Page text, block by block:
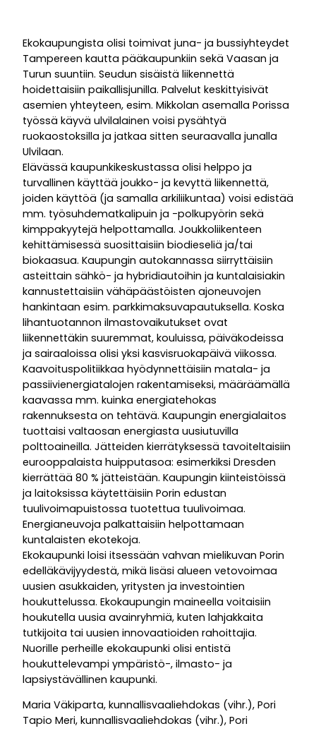
Ekokaupungista olisi toimivat juna- ja bussiyhteydet
Tampereen kautta pääkaupunkiin sekä Vaasan ja
Turun suuntiin. Seudun sisäistä liikennettä
hoidettaisiin paikallisjunilla. Palvelut keskittyisivät
asemien yhteyteen, esim. Mikkolan asemalla Porissa
työssä käyvä ulvilalainen voisi pysähtyä
ruokaostoksilla ja jatkaa sitten seuraavalla junalla
Ulvilaan.
Elävässä kaupunkikeskustassa olisi helppo ja
turvallinen käyttää joukko- ja kevyttä liikennettä,
joiden käyttöä (ja samalla arkiliikuntaa) voisi edistää
mm. työsuhdematkalipuin ja -polkupyörin sekä
kimppakyytejä helpottamalla. Joukkoliikenteen
kehittämisessä suosittaisiin biodieseliä ja/tai
biokaasua. Kaupungin autokannassa siirryttäisiin
asteittain sähkö- ja hybridiautoihin ja kuntalaisiakin
kannustettaisiin vähäpäästöisten ajoneuvojen
hankintaan esim. parkkimaksuvapautuksella. Koska
lihantuotannon ilmastovaikutukset ovat
liikennettäkin suuremmat, kouluissa, päiväkodeissa
ja sairaaloissa olisi yksi kasvisruokapäivä viikossa.
Kaavoituspolitiikkaa hyödynnettäisiin matala- ja
passiivienergiatalojen rakentamiseksi, määräämällä
kaavassa mm. kuinka energiatehokas
rakennuksesta on tehtävä. Kaupungin energialaitos
tuottaisi valtaosan energiasta uusiutuvilla
polttoaineilla. Jätteiden kierrätyksessä tavoiteltaisiin
eurooppalaista huipputasoa: esimerkiksi Dresden
kierrättää 80 % jätteistään. Kaupungin kiinteistöissä
ja laitoksissa käytettäisiin Porin edustan
tuulivoimapuistossa tuotettua tuulivoimaa.
Energianeuvoja palkattaisiin helpottamaan
kuntalaisten ekotekoja.
Ekokaupunki loisi itsessään vahvan mielikuvan Porin
edelläkävijyydestä, mikä lisäsi alueen vetovoimaa
uusien asukkaiden, yritysten ja investointien
houkuttelussa. Ekokaupungin maineella voitaisiin
houkutella uusia avainryhmiä, kuten lahjakkaita
tutkijoita tai uusien innovaatioiden rahoittajia.
Nuorille perheille ekokaupunki olisi entistä
houkuttelevampi ympäristö-, ilmasto- ja
lapsiystävällinen kaupunki.
Maria Väkiparta, kunnallisvaaliehdokas (vihr.), Pori
Tapio Meri, kunnallisvaaliehdokas (vihr.), Pori